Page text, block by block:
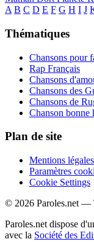
A B C D E F G H I J
Thématiques
Chansons pour
Rap Français
Chansons
Chansons des
Chansons de
Chanson bonne
Plan de site
Mentions légales
Paramètres
Cookie Settings
© 2026 Paroles.net —
Paroles.net dispose
avec la Société des